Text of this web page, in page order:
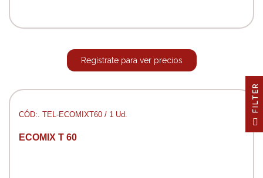
Regístrate para ver precios
CÓD:. TEL-ECOMIXT60 / 1 Ud.
ECOMIX T 60
R